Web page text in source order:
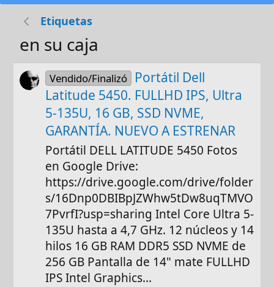
Etiquetas
en su caja
Vendido/Finalizó
Portátil Dell
Latitude 5450. FULLHD IPS, Ultra
5-135U, 16 GB, SSD NVME,
GARANTÍA. NUEVO A ESTRENAR
Portátil DELL LATITUDE 5450 Fotos
en Google Drive:
https://drive.google.com/drive/folder
s/16Dnp0DBIBpJZWhw5tDw8uqTMVO
7PvrfI?usp=sharing Intel Core Ultra 5-
135U hasta a 4,7 GHz. 12 núcleos y 14
hilos 16 GB RAM DDR5 SSD NVME de
256 GB Pantalla de 14" mate FULLHD
IPS Intel Graphics...